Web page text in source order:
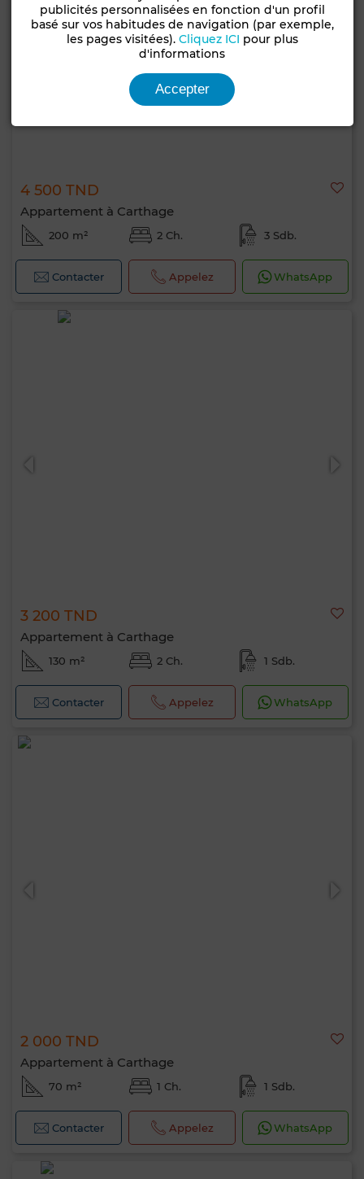
4 500 TND
Appartement à Carthage
200 m² 2 Ch. 3 Sdb.
Contacter Appelez WhatsApp
3 200 TND
Appartement à Carthage
130 m² 2 Ch. 1 Sdb.
Contacter Appelez WhatsApp
2 000 TND
Appartement à Carthage
70 m² 1 Ch. 1 Sdb.
Contacter Appelez WhatsApp
publicités personnalisées en fonction d'un profil
basé sur vos habitudes de navigation (par exemple,
les pages visitées). Cliquez ICI pour plus
d'informations
Accepter